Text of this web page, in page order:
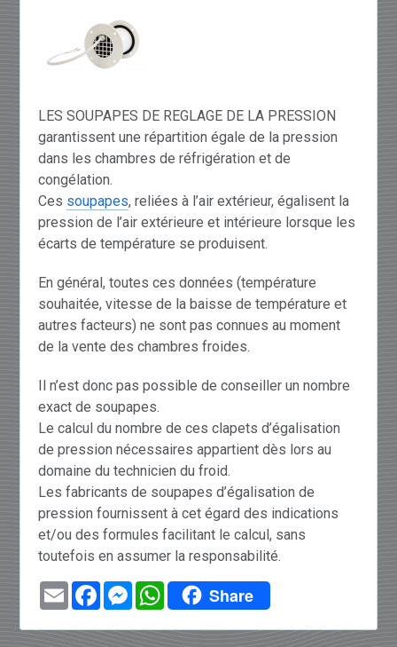
LES SOUPAPES DE REGLAGE DE LA PRESSION
garantissent une répartition égale de la pression
dans les chambres de réfrigération et de
congélation.
Ces soupapes, reliées à l’air extérieur, égalisent la
pression de l’air extérieure et intérieure lorsque les
écarts de température se produisent.
En général, toutes ces données (température
souhaitée, vitesse de la baisse de température et
autres facteurs) ne sont pas connues au moment
de la vente des chambres froides.
Il n’est donc pas possible de conseiller un nombre
exact de soupapes.
Le calcul du nombre de ces clapets d’égalisation
de pression nécessaires appartient dès lors au
domaine du technicien du froid.
Les fabricants de soupapes d’égalisation de
pression fournissent à cet égard des indications
et/ou des formules facilitant le calcul, sans
toutefois en assumer la responsabilité.
Email FacebookMessenger
WhatsAppShare